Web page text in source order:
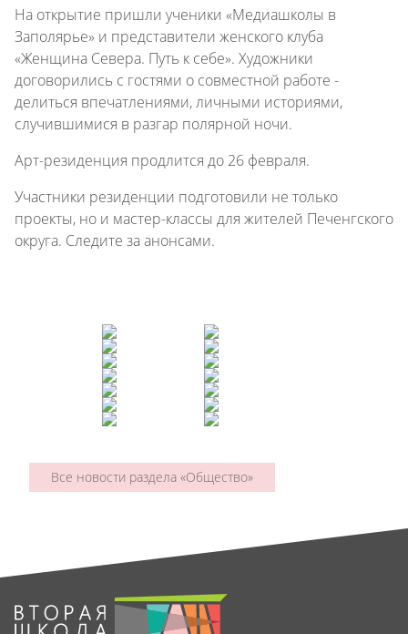
На открытие пришли ученики «Медиашколы в
Заполярье» и представители женского клуба
«Женщина Севера. Путь к себе». Художники
договорились с гостями о совместной работе -
делиться впечатлениями, личными историями,
случившимися в разгар полярной ночи.
Арт-резиденция продлится до 26 февраля.
Участники резиденции подготовили не только
проекты, но и мастер-классы для жителей Печенгского
округа. Следите за анонсами.
Все новости раздела «Общество»